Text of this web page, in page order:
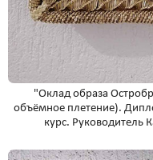
"Оклад образа
объёмное плетение).
курс. Руководитель